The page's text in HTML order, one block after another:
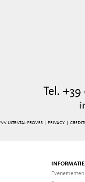
Tel. +39
ULTENTAL-PROVES | PRIVACY|
INFORMATIE
Evenementen